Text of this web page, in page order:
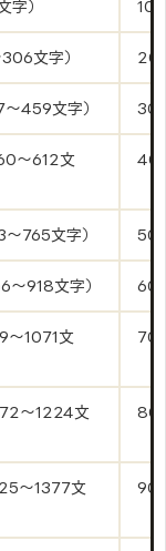
字）
文字）
459文字）
～612文
765文字）
918文字）
～1071文
～1224文
～1377文